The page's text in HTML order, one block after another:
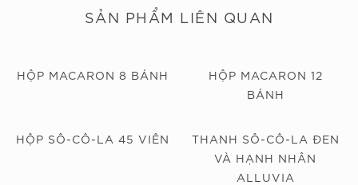
SẢN PHẨM LIÊN QUAN
HỘP MACARON 8 BÁNH
HỘP MACARON 12
BÁNH
HỘP SÔ-CÔ-LA 45 VIÊN
THANH SÔ-CÔ-LA ĐEN
VÀ HẠNH NHÂN
ALLUVIA